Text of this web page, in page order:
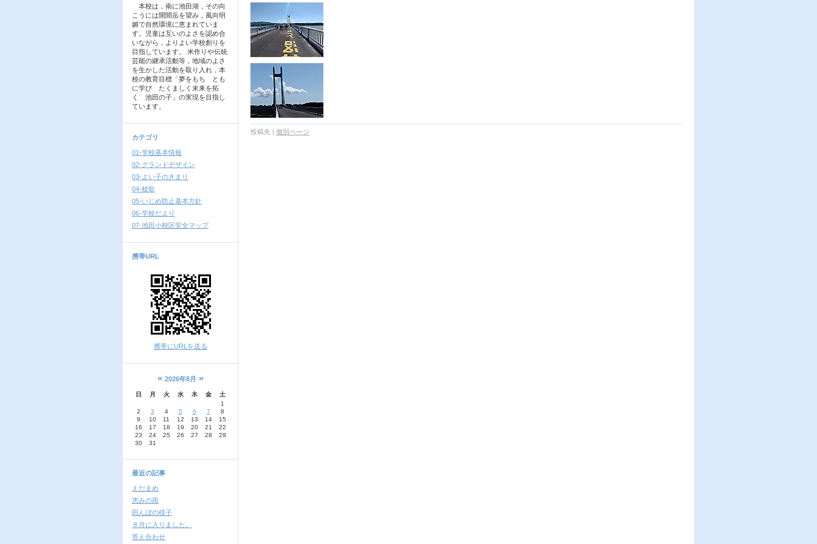
本校は，南に池田湖，その向
こうには開聞岳を望み，風向明
媚で自然環境に恵まれていま
す。児童は互いのよさを認め合
いながら，よりよい学校創りを
目指しています。 米作りや伝統
芸能の継承活動等，地域のよさ
を生かした活動を取り入れ，本
校の教育目標「夢をもち とも
に学び たくましく未来を拓
く 池田の子」の実現を目指し
ています。
カテゴリ
01-学校基本情報
02-グランドデザイン
03-よい子のきまり
04-校歌
05-いじめ防止基本方針
06-学校だより
07-池田小校区安全マップ
携帯URL
携帯にURLを送る
« 2026年8月 »
日 月 火 水 木 金
土
1
2
3 4 5 6 7
8
9
10 11 12 13 14
15
16
17 18 19 20 21
22
23
24 25 26 27 28
29
30
31
最近の記事
えだまめ
恵みの雨
田んぼの様子
８月に入りました。
答え合わせ
投稿先 | 個別ページ